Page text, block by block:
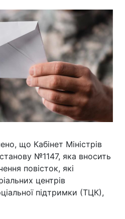
що Кабінет Міністрів
№1147, яка вносить
повісток, які
центрів
підтримки (ТЦК),